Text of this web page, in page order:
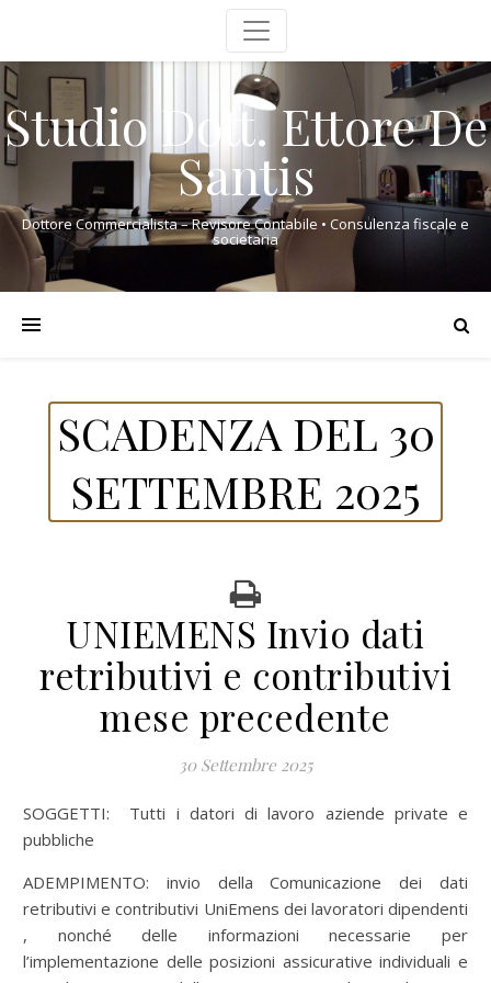
Studio Dott. Ettore De
Santis
Dottore Commercialista – Revisore Contabile • Consulenza fiscale e
societaria
SCADENZA DEL 30
SETTEMBRE 2025
UNIEMENS Invio dati
retributivi e contributivi
mese precedente
30 Settembre 2025
SOGGETTI: Tutti i datori di lavoro aziende private e
pubbliche
ADEMPIMENTO: invio della Comunicazione dei dati
retributivi e contributivi UniEmens dei lavoratori dipendenti
, nonché delle informazioni necessarie per
l’implementazione delle posizioni assicurative individuali e